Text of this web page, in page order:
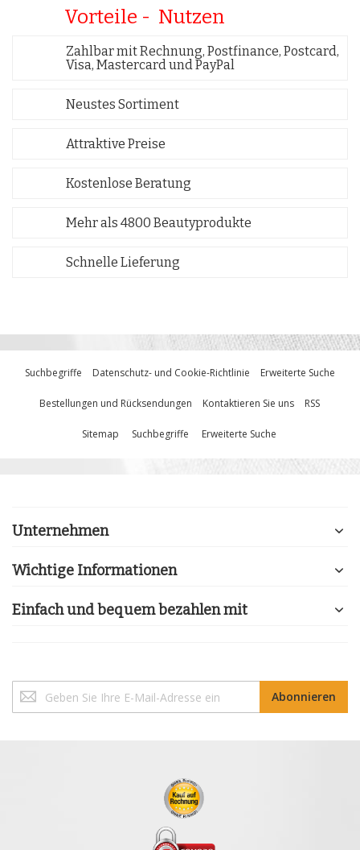
Vorteile - Nutzen
Zahlbar mit Rechnung, Postfinance, Postcard,
Visa, Mastercard und PayPal
Neustes Sortiment
Attraktive Preise
Kostenlose Beratung
Mehr als 4800 Beautyprodukte
Schnelle Lieferung
Suchbegriffe Datenschutz- und Cookie-Richtlinie Erweiterte Suche
Bestellungen und Rücksendungen Kontaktieren Sie uns RSS
Sitemap Suchbegriffe Erweiterte Suche
Unternehmen
Wichtige Informationen
Einfach und bequem bezahlen mit
Sie
sich
Abonnieren